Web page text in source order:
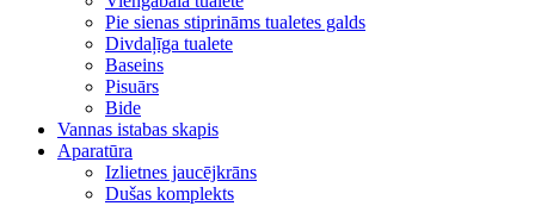
Pie sienas stiprināms tualetes galds
Divdaļīga tualete
Baseins
Pisuārs
Bide
Vannas istabas skapis
Aparatūra
Izlietnes jaucējkrāns
Dušas komplekts